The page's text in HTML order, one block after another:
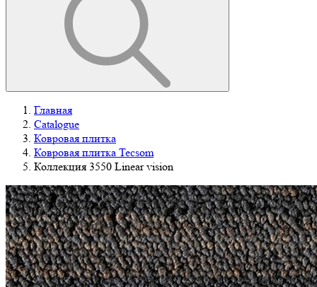
Главная
Catalogue
Ковровая плитка
Ковровая плитка Tecsom
Коллекция 3550 Linear vision